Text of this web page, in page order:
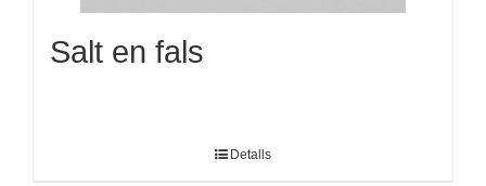
Salt en fals
Detalls